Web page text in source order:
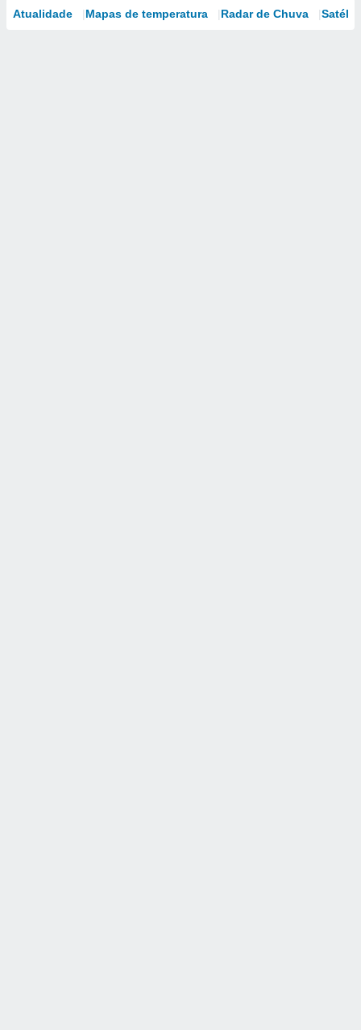
Atualidade Mapas de temperatura Radar de Chuva